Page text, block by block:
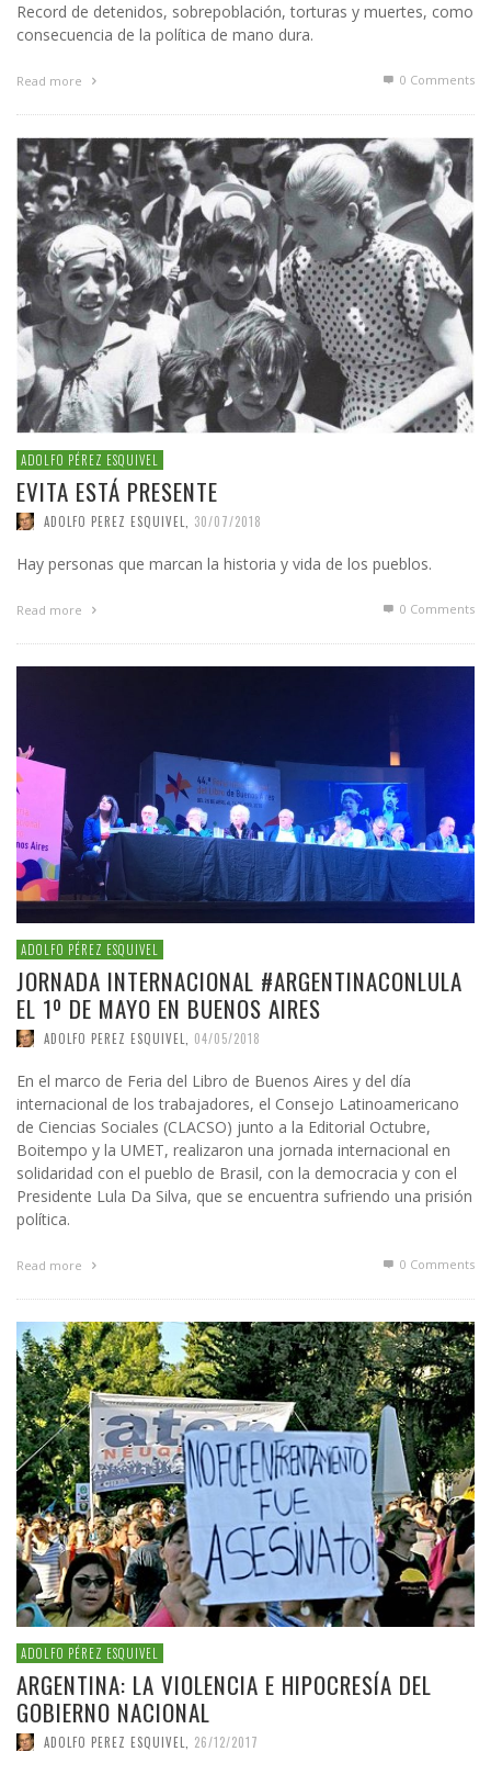
Record de detenidos, sobrepoblación, torturas y muertes, como
consecuencia de la política de mano dura.
Read more 0 Comments
ADOLFO PÉREZ ESQUIVEL
EVITA ESTÁ PRESENTE
ADOLFO PEREZ ESQUIVEL 30/07/2018
Hay personas que marcan la historia y vida de los pueblos.
Read more 0 Comments
ADOLFO PÉREZ ESQUIVEL
JORNADA INTERNACIONAL #ARGENTINACONLULA
EL 1º DE MAYO EN BUENOS AIRES
ADOLFO PEREZ ESQUIVEL 04/05/2018
En el marco de Feria del Libro de Buenos Aires y del día
internacional de los trabajadores, el Consejo Latinoamericano
de Ciencias Sociales (CLACSO) junto a la Editorial Octubre,
Boitempo y la UMET, realizaron una jornada internacional en
solidaridad con el pueblo de Brasil, con la democracia y con el
Presidente Lula Da Silva, que se encuentra sufriendo una prisión
política.
Read more 0 Comments
ADOLFO PÉREZ ESQUIVEL
ARGENTINA: LA VIOLENCIA E HIPOCRESÍA DEL
GOBIERNO NACIONAL
ADOLFO PEREZ ESQUIVEL 26/12/2017